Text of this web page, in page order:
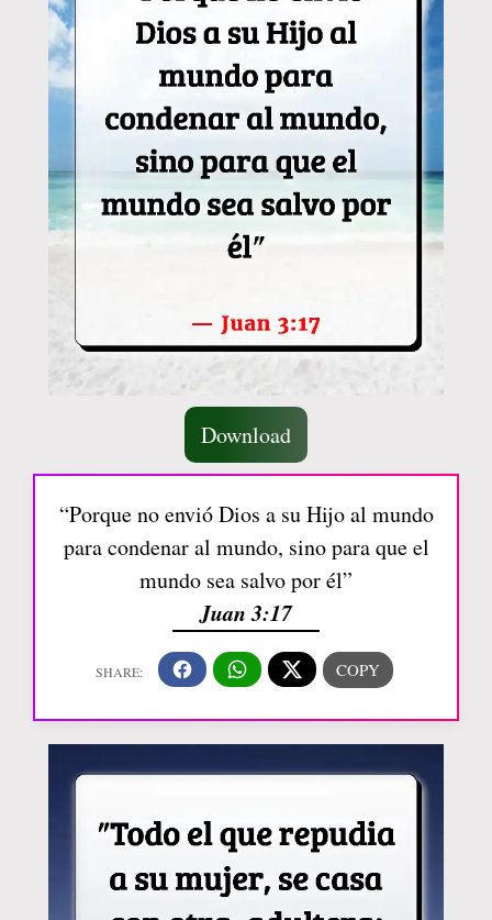
Download
“Porque no envió Dios a su Hijo al mundo
para condenar al mundo, sino para que el
mundo sea salvo por él”
Juan 3:17